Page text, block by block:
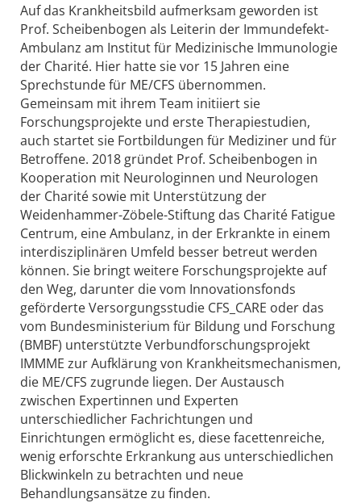
Auf das Krankheitsbild aufmerksam geworden ist
Prof. Scheibenbogen als Leiterin der Immundefekt-
Ambulanz am Institut für Medizinische Immunologie
der Charité. Hier hatte sie vor 15 Jahren eine
Sprechstunde für ME/CFS übernommen.
Gemeinsam mit ihrem Team initiiert sie
Forschungsprojekte und erste Therapiestudien,
auch startet sie Fortbildungen für Mediziner und für
Betroffene. 2018 gründet Prof. Scheibenbogen in
Kooperation mit Neurologinnen und Neurologen
der Charité sowie mit Unterstützung der
Weidenhammer-Zöbele-Stiftung das Charité Fatigue
Centrum, eine Ambulanz, in der Erkrankte in einem
interdisziplinären Umfeld besser betreut werden
können. Sie bringt weitere Forschungsprojekte auf
den Weg, darunter die vom Innovationsfonds
geförderte Versorgungsstudie CFS_CARE oder das
vom Bundesministerium für Bildung und Forschung
(BMBF) unterstützte Verbundforschungsprojekt
IMMME zur Aufklärung von Krankheitsmechanismen,
die ME/CFS zugrunde liegen. Der Austausch
zwischen Expertinnen und Experten
unterschiedlicher Fachrichtungen und
Einrichtungen ermöglicht es, diese facettenreiche,
wenig erforschte Erkrankung aus unterschiedlichen
Blickwinkeln zu betrachten und neue
Behandlungsansätze zu finden.